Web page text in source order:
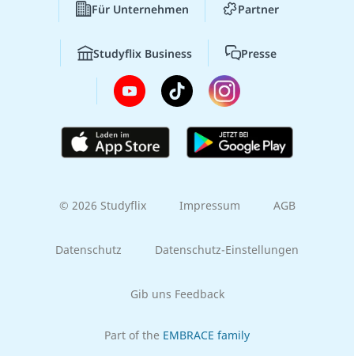
Für Unternehmen Partner
Studyflix Business Presse
© 2026 Studyflix Impressum AGB
Datenschutz Datenschutz-Einstellungen
Gib uns Feedback
Part of the EMBRACE family